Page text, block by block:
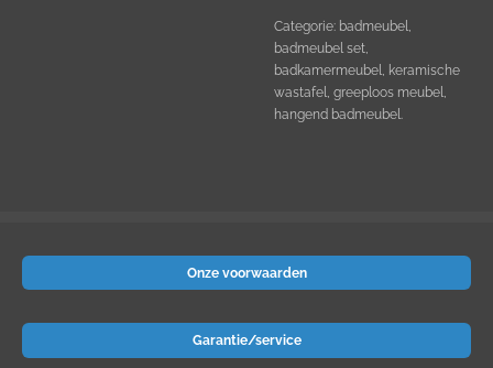
Categorie: badmeubel,
badmeubel set,
badkamermeubel, keramische
wastafel, greeploos meubel,
hangend badmeubel.
Onze voorwaarden
Garantie/service